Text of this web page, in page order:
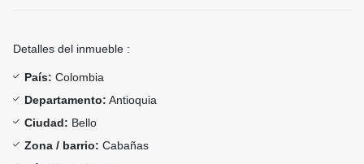
Detalles del inmueble :
País: Colombia
Departamento: Antioquia
Ciudad: Bello
Zona / barrio: Cabañas